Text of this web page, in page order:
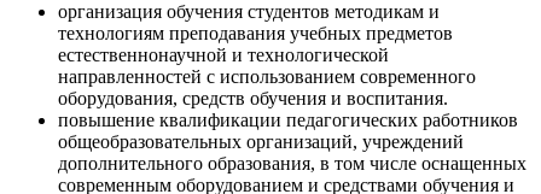
организация обучения студентов методикам и
технологиям преподавания учебных предметов
естественнонаучной и технологической
направленностей с использованием современного
оборудования, средств обучения и воспитания.
повышение квалификации педагогических работников
общеобразовательных организаций, учреждений
дополнительного образования, в том числе оснащенных
современным оборудованием и средствами обучения и